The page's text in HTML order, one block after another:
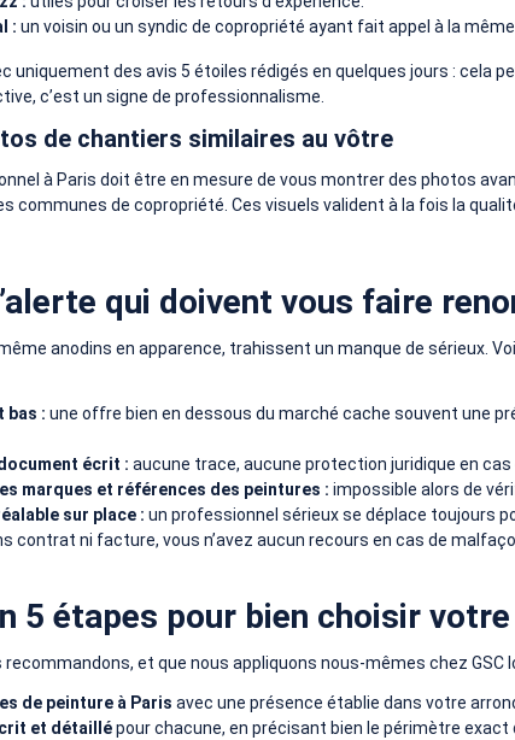
: un voisin ou un syndic de copropriété ayant fait appel à la
uniquement des avis 5 étoiles rédigés en quelques jours : cela
c’est un signe de professionnalisme.
de chantiers similaires au vôtre
à Paris doit être en mesure de vous montrer des photos
communes de copropriété. Ces visuels valident à la fois la
qui doivent vous faire
anodins en apparence, trahissent un manque de sérieux.
bas : une offre bien en dessous du marché cache souvent une
écrit : aucune trace, aucune protection juridique en cas
marques et références des peintures : impossible alors de
sur place : un professionnel sérieux se déplace toujours
contrat ni facture, vous n’avez aucun recours en cas de
5 étapes pour bien choisir
et que nous appliquons nous-mêmes chez
de peinture à Paris avec une présence établie dans votre
et détaillépour chacune, en précisant bien le périmètre